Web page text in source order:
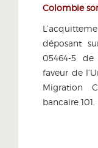
Colombie
déposant
05464-5 de
faveur de
Migration
bancaire 101.